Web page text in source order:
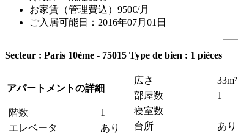
お家賃（管理費込）950€/月
ご入居可能日：2016年07月01日
Secteur : Paris 10ème - 75015 Type de bien : 1 pièces
アパートメントの詳細
階数
1
エレベータ
あり
広さ
33m²
部屋数
1
寝室数
台所
あり